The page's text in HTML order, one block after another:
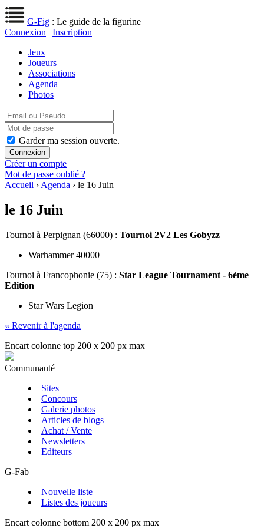
G-Fig : Le guide de la figurine
Connexion | Inscription
Jeux
Joueurs
Associations
Agenda
Photos
Garder ma session ouverte.
Créer un compte
Mot de passe oublié ?
Accueil › Agenda › le 16 Juin
le 16 Juin
Tournoi à Perpignan (66000) : Tournoi 2V2 Les Gobyzz
Warhammer 40000
Tournoi à Francophonie (75) : Star League Tournament - 6ème
Edition
Star Wars Legion
« Revenir à l'agenda
Encart colonne top 200 x 200 px max
Communauté
Sites
Concours
Galerie photos
Articles de blogs
Achat / Vente
Newsletters
Editeurs
G-Fab
Nouvelle liste
Listes des joueurs
Encart colonne bottom 200 x 200 px max